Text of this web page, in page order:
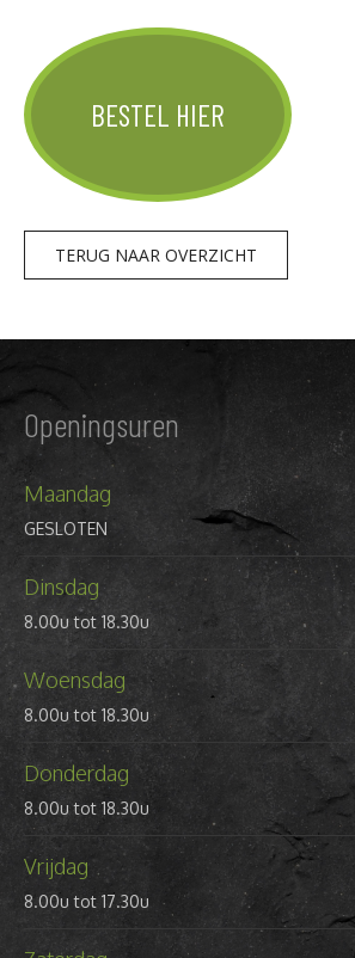
BESTEL HIER
TERUG NAAR OVERZICHT
Openingsuren
Maandag
GESLOTEN
Dinsdag
8.00u tot 18.30u
Woensdag
8.00u tot 18.30u
Donderdag
8.00u tot 18.30u
Vrijdag
8.00u tot 17.30u